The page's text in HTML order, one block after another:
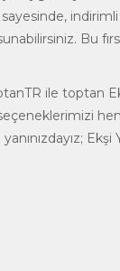
indirimli
Bu
ile toptan
Ekşi